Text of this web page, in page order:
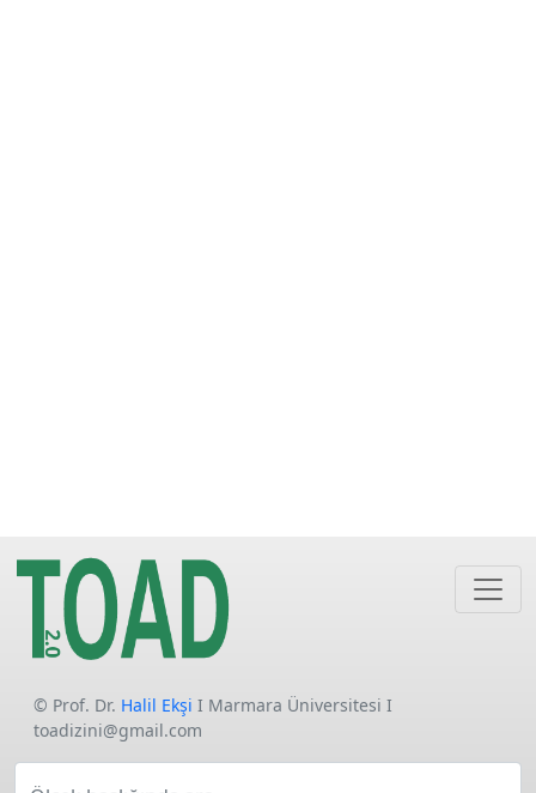
© Prof. Dr. Halil Ekşi I Marmara Üniversitesi I
toadizini@gmail.com